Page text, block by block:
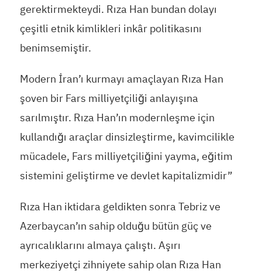
gerektirmekteydi. Rıza Han bundan dolayı
çeşitli etnik kimlikleri inkâr politikasını
benimsemiştir.
Modern İran’ı kurmayı amaçlayan Rıza Han
şoven bir Fars milliyetçiliği anlayışına
sarılmıştır. Rıza Han’ın modernleşme için
kullandığı araçlar dinsizleştirme, kavimcilikle
mücadele, Fars milliyetçiliğini yayma, eğitim
sistemini geliştirme ve devlet kapitalizmidir”
Rıza Han iktidara geldikten sonra Tebriz ve
Azerbaycan’ın sahip olduğu bütün güç ve
ayrıcalıklarını almaya çalıştı. Aşırı
merkeziyetçi zihniyete sahip olan Rıza Han